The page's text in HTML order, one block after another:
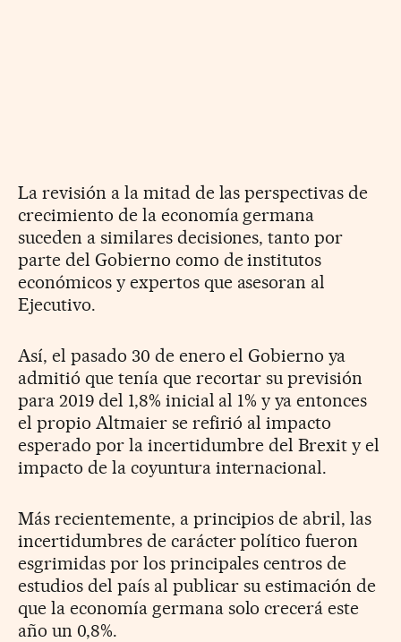
La revisión a la mitad de las perspectivas de
crecimiento de la economía germana
suceden a similares decisiones, tanto por
parte del Gobierno como de institutos
económicos y expertos que asesoran al
Ejecutivo.
Así, el pasado 30 de enero el Gobierno ya
admitió que tenía que recortar su previsión
para 2019 del 1,8% inicial al 1% y ya entonces
el propio Altmaier se refirió al impacto
esperado por la incertidumbre del Brexit y el
impacto de la coyuntura internacional.
Más recientemente, a principios de abril, las
incertidumbres de carácter político fueron
esgrimidas por los principales centros de
estudios del país al publicar su estimación de
que la economía germana solo crecerá este
año un 0,8%.